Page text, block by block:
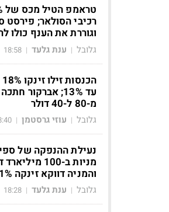
וגוררת את הענף כולו
גלובל | ענת גלעד |
18:58
עד 13%; אברקור
מ-80 ל-40 דולר
גלובל | עוזי גרסטמן |
נעילת ההנפקה של
מניות ב-100
והמניה דווקא זינקה 6.1%
גלובל | ענת גלעד |
18:28